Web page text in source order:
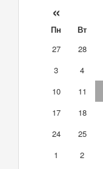
«
Пн Вт
27
28
3
4
10
11
17
18
24
25
1
2